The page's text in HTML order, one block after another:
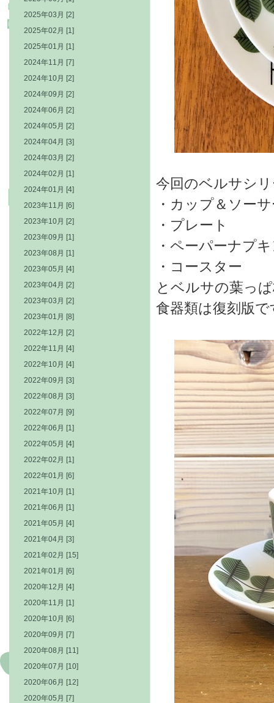
今回のベルサシ
・カップ＆ソー
・プレート
・ペーパーナプ
・コースター
とベルサの葉っ
食器類は復刻版
2025年03月 [2]
2025年02月 [1]
2025年01月 [1]
2024年11月 [7]
2024年10月 [2]
2024年09月 [2]
2024年06月 [2]
2024年05月 [2]
2024年04月 [3]
2024年03月 [2]
2024年02月 [1]
2024年01月 [4]
2023年11月 [6]
2023年10月 [2]
2023年09月 [1]
2023年08月 [1]
2023年05月 [4]
2023年04月 [2]
2023年03月 [2]
2023年01月 [8]
2022年12月 [2]
2022年11月 [4]
2022年10月 [4]
2022年09月 [3]
2022年08月 [3]
2022年07月 [9]
2022年06月 [1]
2022年05月 [4]
2022年02月 [1]
2022年01月 [6]
2021年10月 [1]
2021年06月 [1]
2021年05月 [4]
2021年04月 [3]
2021年02月 [15]
2021年01月 [6]
2020年12月 [4]
2020年11月 [1]
2020年10月 [6]
2020年09月 [7]
2020年08月 [11]
2020年07月 [10]
2020年06月 [12]
2020年05月 [7]